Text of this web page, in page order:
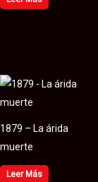
1879 – La árida
muerte
Leer Más